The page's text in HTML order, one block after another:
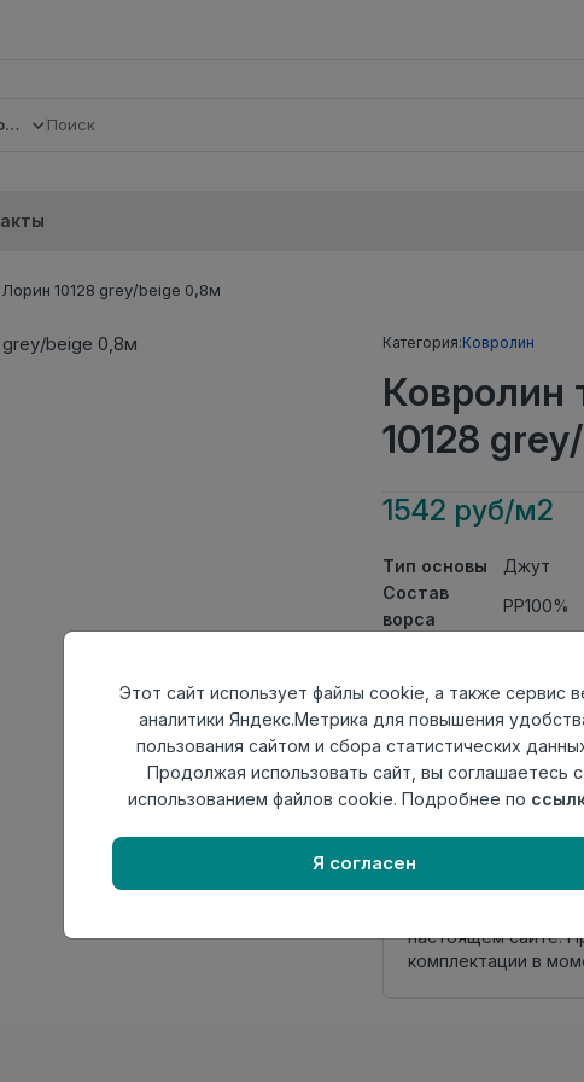
Все категории
Лорин 10128 grey/beige 0,8м
Категория:Ковролин
Ковролин
10128
1542 руб/м2
Тип основы
Джут
Состав
ворса
PP100%
рулона
0,8
Актуальность Актуален
Вид
ковролина
Ковролин
Страна
Нет в наличии
Внимание!
настоящем сайте.
комплектации в
Этот сайт использует файлы cookie, а также сервис
аналитики Яндекс.Метрика для повышения
пользования сайтом и сбора статистических
Продолжая использовать сайт, вы соглашаетесь с
использованием файлов cookie. Подробнее по
Я согласен